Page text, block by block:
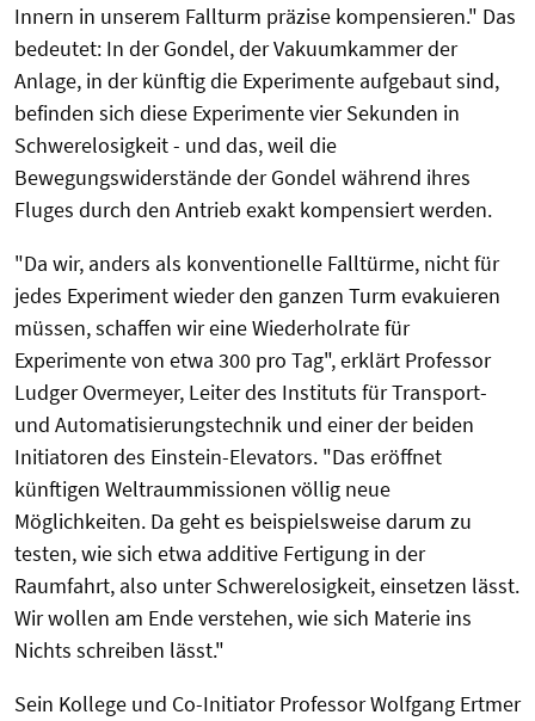
Innern in unserem Fallturm präzise kompensieren." Das
bedeutet: In der Gondel, der Vakuumkammer der
Anlage, in der künftig die Experimente aufgebaut sind,
befinden sich diese Experimente vier Sekunden in
Schwerelosigkeit - und das, weil die
Bewegungswiderstände der Gondel während ihres
Fluges durch den Antrieb exakt kompensiert werden.
"Da wir, anders als konventionelle Falltürme, nicht für
jedes Experiment wieder den ganzen Turm evakuieren
müssen, schaffen wir eine Wiederholrate für
Experimente von etwa 300 pro Tag", erklärt Professor
Ludger Overmeyer, Leiter des Instituts für Transport-
und Automatisierungstechnik und einer der beiden
Initiatoren des Einstein-Elevators. "Das eröffnet
künftigen Weltraummissionen völlig neue
Möglichkeiten. Da geht es beispielsweise darum zu
testen, wie sich etwa additive Fertigung in der
Raumfahrt, also unter Schwerelosigkeit, einsetzen lässt.
Wir wollen am Ende verstehen, wie sich Materie ins
Nichts schreiben lässt."
Sein Kollege und Co-Initiator Professor Wolfgang Ertmer